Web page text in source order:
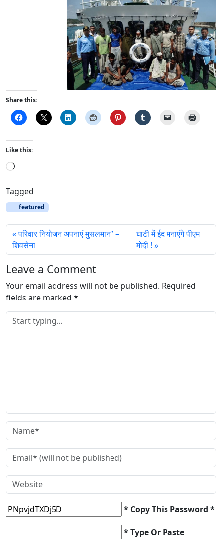
Share this:
Like this:
L
a
d
i
n
g
…
Tagged
featured
परिवार नियोजन अपनाएं मुसलमान” –
शिवसेना
घाटी में ईद मनाएंगे पीएम
मोदी !
Leave a Comment
Your email address will not be published. Required
fields are marked *
* Copy This Password *
* Type Or Paste